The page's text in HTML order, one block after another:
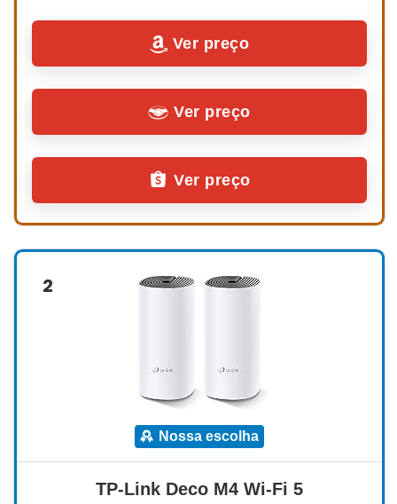
Ver preço
Ver preço
Ver preço
2
nossa escolha
TP-Link Deco M4 Wi-Fi 5